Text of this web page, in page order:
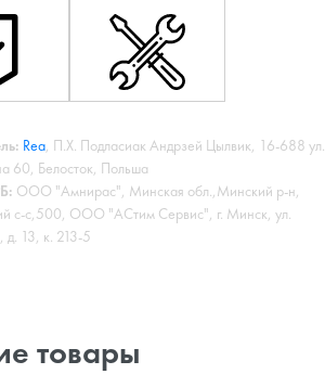
Rea, П.Х. Подласиак Андрзей Цылвик, 16-688 ул.
60, Белосток, Польша
ООО "Амнирас", Минская обл.,Минский р-н,
с-с,500, ООО "АСтим Сервис", г. Минск, ул.
д. 13, к. 213-5
товары